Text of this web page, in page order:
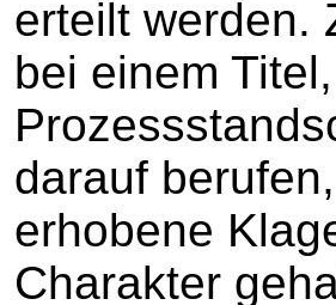
erteilt werden.
bei einem
darauf
erhobene
Charakter